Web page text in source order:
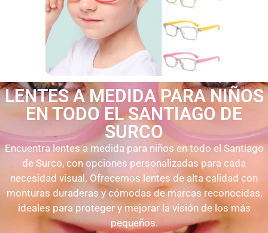
LENTES A MEDIDA PARA NIÑOS
EN TODO EL SANTIAGO DE
SURCO
Encuentra lentes a medida para niños en todo el Santiago
de Surco, con opciones personalizadas para cada
necesidad visual. Ofrecemos lentes de alta calidad con
monturas duraderas y cómodas de marcas reconocidas,
ideales para proteger y mejorar la visión de los más
pequeños.